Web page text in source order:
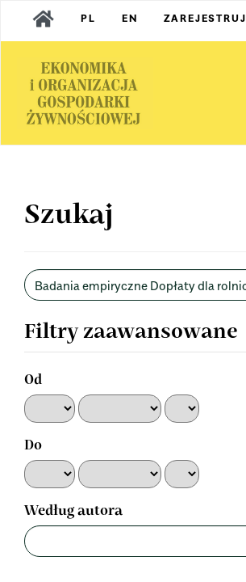
Main
Navigation
Content
Sidebar
PL EN ZAREJESTRUJ
Szukaj
Wyszukaj
w
Filtry zaawansowane
Od
Do
Według autora